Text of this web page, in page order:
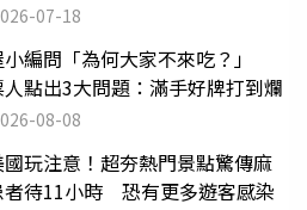
07-18
編問「為何大家不來吃？」
人點出3大問題：滿手好牌打到爛
08-08
玩注意！超夯熱門景點驚傳麻
者待11小時 恐有更多遊客感染